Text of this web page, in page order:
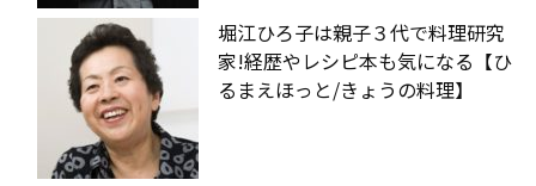
堀江ひろ子は親子３代で料理研究
家!経歴やレシピ本も気になる【ひ
るまえほっと/きょうの料理】